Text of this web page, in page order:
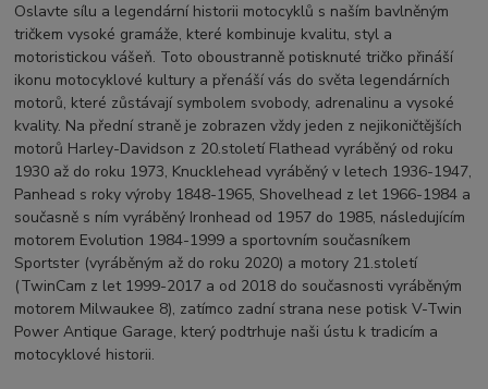
Oslavte sílu a legendární historii motocyklů s naším bavlněným
tričkem vysoké gramáže, které kombinuje kvalitu, styl a
motoristickou vášeň. Toto oboustranně potisknuté tričko přináší
ikonu motocyklové kultury a přenáší vás do světa legendárních
motorů, které zůstávají symbolem svobody, adrenalinu a vysoké
kvality. Na přední straně je zobrazen vždy jeden z nejikoničtějších
motorů Harley-Davidson z 20.století Flathead vyráběný od roku
1930 až do roku 1973, Knucklehead vyráběný v letech 1936-1947,
Panhead s roky výroby 1848-1965, Shovelhead z let 1966-1984 a
současně s ním vyráběný Ironhead od 1957 do 1985, následujícím
motorem Evolution 1984-1999 a sportovním současníkem
Sportster (vyráběným až do roku 2020) a motory 21.století
(TwinCam z let 1999-2017 a od 2018 do současnosti vyráběným
motorem Milwaukee 8), zatímco zadní strana nese potisk V-Twin
Power Antique Garage, který podtrhuje naši ústu k tradicím a
motocyklové historii.